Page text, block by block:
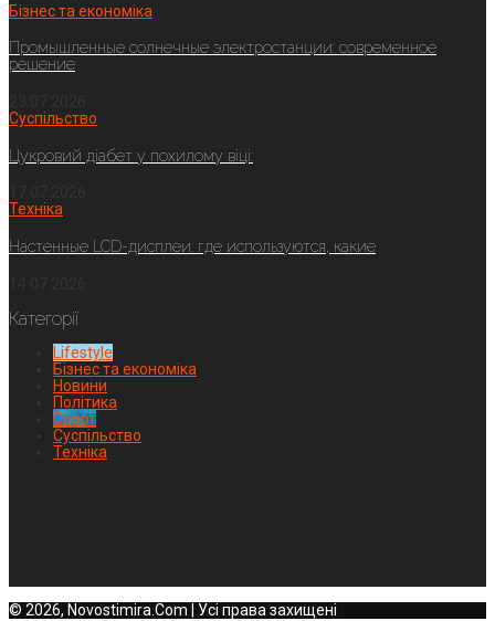
Бізнес та економіка
Промышленные солнечные электростанции: современное
решение
Суспільство
Цукровий діабет у похилому віці:
Техніка
Настенные LCD-дисплеи: где используются, какие
Категорії
Lifestyle
Бізнес та економіка
Новини
Політика
Спорт
Суспільство
Техніка
© 2026, Novostimira.Com | Усі права захищені